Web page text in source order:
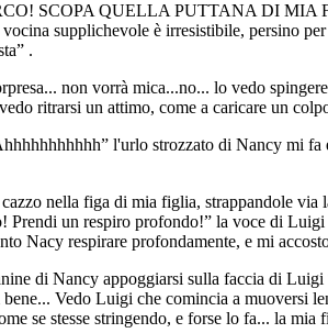
SCOPA QUELLA PUTTANA DI MIA
supplichevole è irresistibile, persino
.
non vorrà mica...no... lo vedo
ritrarsi un attimo, come a caricare un
l'urlo strozzato di Nancy mi fa
nella figa di mia figlia, strappandole
Prendi un respiro profondo!” la voce di
Nacy respirare profondamente, e mi
di Nancy appoggiarsi sulla faccia di
bene... Vedo Luigi che comincia a muoversi
se stesse stringendo, e forse lo fa... la